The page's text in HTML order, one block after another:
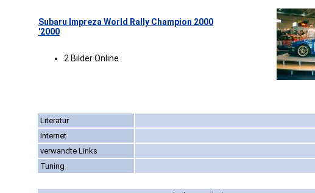
Subaru Impreza World Rally Champion 2000
'2000
2 Bilder Online
Literatur
Internet
verwandte Links
Tuning